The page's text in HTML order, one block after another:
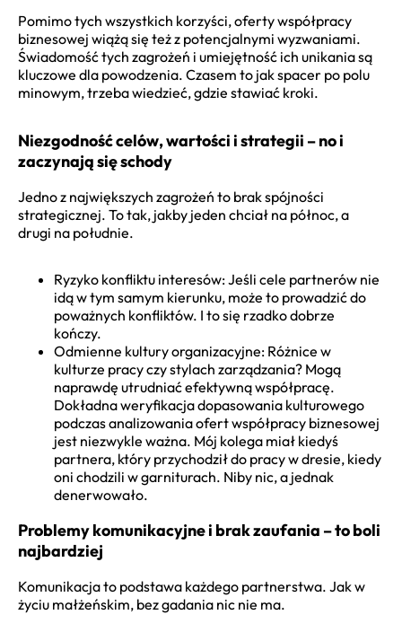
Pomimo tych wszystkich korzyści, oferty współpracy
biznesowej wiążą się też z potencjalnymi wyzwaniami.
Świadomość tych zagrożeń i umiejętność ich unikania są
kluczowe dla powodzenia. Czasem to jak spacer po polu
minowym, trzeba wiedzieć, gdzie stawiać kroki.
Niezgodność celów, wartości i strategii – no i
zaczynają się schody
Jedno z największych zagrożeń to brak spójności
strategicznej. To tak, jakby jeden chciał na północ, a
drugi na południe.
Ryzyko konfliktu interesów: Jeśli cele partnerów nie
idą w tym samym kierunku, może to prowadzić do
poważnych konfliktów. I to się rzadko dobrze
kończy.
Odmienne kultury organizacyjne: Różnice w
kulturze pracy czy stylach zarządzania? Mogą
naprawdę utrudniać efektywną współpracę.
Dokładna weryfikacja dopasowania kulturowego
podczas analizowania ofert współpracy biznesowej
jest niezwykle ważna. Mój kolega miał kiedyś
partnera, który przychodził do pracy w dresie, kiedy
oni chodzili w garniturach. Niby nic, a jednak
denerwowało.
Problemy komunikacyjne i brak zaufania – to boli
najbardziej
Komunikacja to podstawa każdego partnerstwa. Jak w
życiu małżeńskim, bez gadania nic nie ma.